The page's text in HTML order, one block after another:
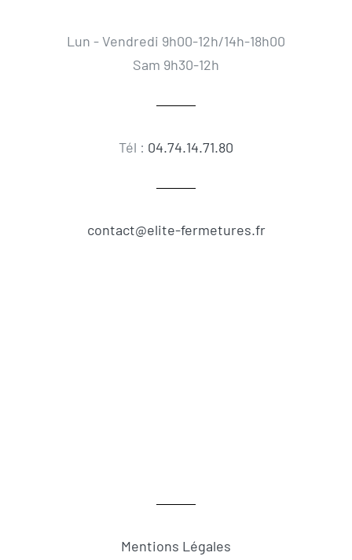
Lun - Vendredi 9h00-12h/14h-18h00
Sam 9h30-12h
Tél : 04.74.14.71.80
contact@elite-fermetures.fr
Mentions Légales